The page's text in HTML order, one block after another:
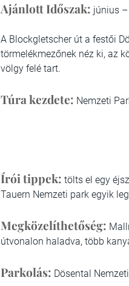
Ajánlott Időszak: június
A Blockgletscher út a festői
törmelékmezőnek néz ki, az
völgy felé tart.
Túra kezdete: Nemzeti
Írói tippek: tölts el egy
Tauern Nemzeti park egyik
Megközelíthetőség:
útvonalon haladva, több
Parkolás: Dösental